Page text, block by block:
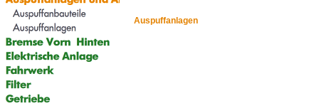
Auspuffanlagen